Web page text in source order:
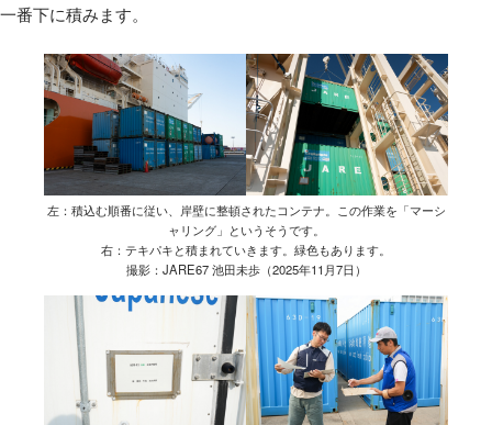
一番下に積みます。
左：積込む順番に従い、岸壁に整頓されたコンテナ。この作業を「マーシ
ャリング」というそうです。
右：テキパキと積まれていきます。緑色もあります。
撮影：JARE67 池田未歩（2025年11月7日）